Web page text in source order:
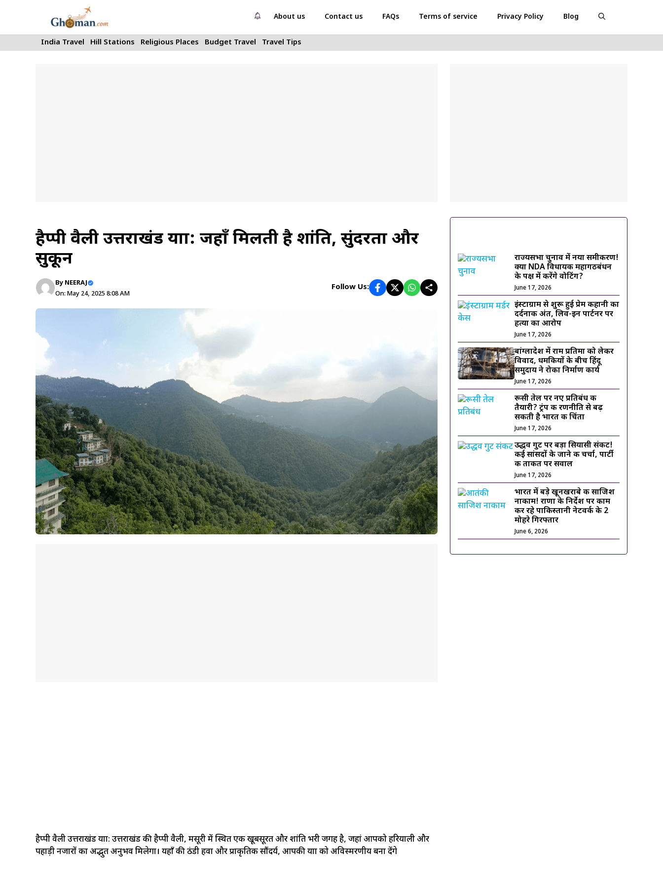
About us Contact us FAQs Terms of service Privacy Policy Blog
India Travel Hill Stations Religious Places Budget Travel Travel Tips
हैप्पी वैली उत्तराखंड यात्रा: जहाँ मिलती है शांति, सुंदरता और
सुकून
By NEERAJ
On: May 24, 2025 8:08 AM
Follow Us:
हैप्पी वैली उत्तराखंड यात्रा: उत्तराखंड की हैप्पी वैली, मसूरी में स्थित एक खूबसूरत और शांति भरी जगह है, जहां आपको हरियाली और
पहाड़ी नजारों का अद्भुत अनुभव मिलेगा। यहाँ की ठंडी हवा और प्राकृतिक सौंदर्य, आपकी यात्रा को अविस्मरणीय बना देंगे
राज्यसभा चुनाव में नया समीकरण!
क्या NDA विधायक महागठबंधन
के पक्ष में करेंगे वोटिंग?
June 17, 2026
इंस्टाग्राम से शुरू हुई प्रेम कहानी का
दर्दनाक अंत, लिव-इन पार्टनर पर
हत्या का आरोप
June 17, 2026
बांग्लादेश में राम प्रतिमा को लेकर
विवाद, धमकियों के बीच हिंदू
समुदाय ने रोका निर्माण कार्य
June 17, 2026
रूसी तेल पर नए प्रतिबंध की
तैयारी? ट्रंप की रणनीति से बढ़
सकती है भारत की चिंता
June 17, 2026
उद्धव गुट पर बड़ा सियासी संकट!
कई सांसदों के जाने की चर्चा, पार्टी
की ताकत पर सवाल
June 17, 2026
भारत में बड़े खूनखराबे की साजिश
नाकाम! राणा के निर्देश पर काम
कर रहे पाकिस्तानी नेटवर्क के 2
मोहरे गिरफ्तार
June 6, 2026